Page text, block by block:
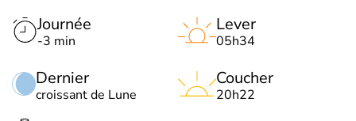
Journée
-3 min
Dernier
croissant de Lune
Lever
05h34
Coucher
20h22